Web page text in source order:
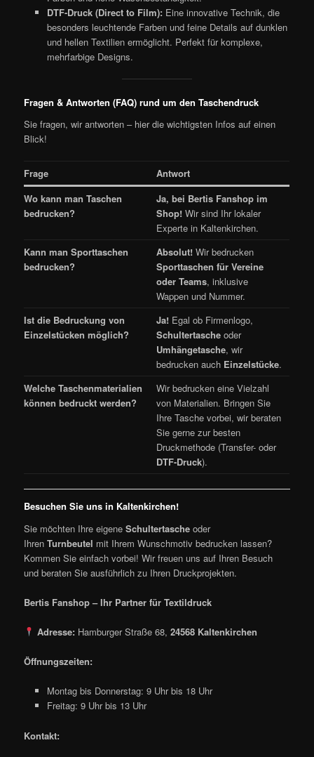
DTF-Druck (Direct to Film): Eine innovative Technik, die
besonders leuchtende Farben und feine Details auf dunklen
und hellen Textilien ermöglicht. Perfekt für komplexe,
mehrfarbige Designs.
Fragen & Antworten (FAQ) rund um den Taschendruck
Sie fragen, wir antworten – hier die wichtigsten Infos auf einen
Blick!
Frage
Antwort
Wo kann man Taschen
bedrucken?
Ja, bei Bertis Fanshop im
Shop! Wir sind Ihr lokaler
Experte in Kaltenkirchen.
Kann man Sporttaschen
bedrucken?
Absolut! Wir bedrucken
Sporttaschen für Vereine
oder Teams, inklusive
Wappen und Nummer.
Ist die Bedruckung von
Einzelstücken möglich?
Ja! Egal ob Firmenlogo,
Schultertasche oder
Umhängetasche, wir
bedrucken auch Einzelstücke.
Welche Taschenmaterialien
können bedruckt werden?
Wir bedrucken eine Vielzahl
von Materialien. Bringen Sie
Ihre Tasche vorbei, wir beraten
Sie gerne zur besten
Druckmethode (Transfer- oder
DTF-Druck).
Besuchen Sie uns in Kaltenkirchen!
Sie möchten Ihre eigeneSchultertasche oder
IhrenTurnbeutel mit Ihrem Wunschmotiv bedrucken lassen?
Kommen Sie einfach vorbei! Wir freuen uns auf Ihren Besuch
und beraten Sie ausführlich zu Ihren Druckprojekten.
Bertis Fanshop – Ihr Partner für Textildruck
Adresse: Hamburger Straße 68, 24568 Kaltenkirchen
Öffnungszeiten:
Montag bis Donnerstag: 9 Uhr bis 18 Uhr
Freitag: 9 Uhr bis 13 Uhr
Kontakt: